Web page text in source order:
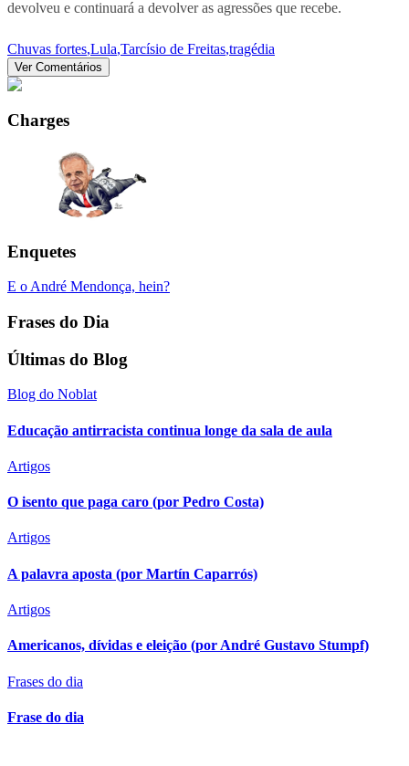
devolveu e continuará a devolver as agressões que recebe.
Chuvas fortes,Lula,Tarcísio de Freitas,tragédia
Ver Comentários
Charges
Enquetes
E o André Mendonça, hein?
Frases do Dia
Últimas do Blog
Blog do Noblat
Educação antirracista continua longe da sala de aula
Artigos
O isento que paga caro (por Pedro Costa)
Artigos
A palavra aposta (por Martín Caparrós)
Artigos
Americanos, dívidas e eleição (por André Gustavo Stumpf)
Frases do dia
Frase do dia